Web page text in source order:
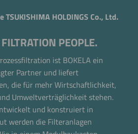
HOLDINGS Co., Ltd.
PEOPLE.
ist BOKELA ein
Partner und liefert
die für mehr Wirtschaftlichkeit,
Umweltverträglichkeit stehen.
und konstruiert in
werden die Filteranlagen
die gemerkte Auswahl anfragen.